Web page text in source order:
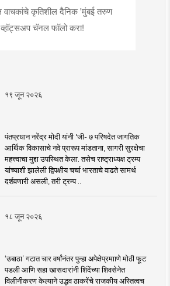
वाचकांचे कृतिशील दैनिक 'मुंबई तरुण
चॅनल फॉलो करा!
१९ जून २०२६
पंतप्रधान नरेंद्र मोदी यांनी 'जी- ७ परिषदेत जागतिक
आर्थिक विकासाचे नवे प्रारूप मांडताना, सागरी सुरक्षेचा
महत्त्वाचा मुद्दा उपस्थित केला. तसेच राष्ट्राध्यक्ष ट्रम्प
यांच्याशी झालेली द्विपक्षीय चर्चा भारताचे वाढते सामर्थ
दर्शवणारी असली, तरी ट्रम्प ..
१८ जून २०२६
‘उबाठा’ गटात चार वर्षांनंतर पुन्हा अपेक्षेप्रमााणे मोठी फूट
पडली आणि सहा खासदारांनी शिंदेंच्या शिवसेनेत
विलीनीकरण केल्याने उद्धव ठाकरेंचे राजकीय अस्तित्वच